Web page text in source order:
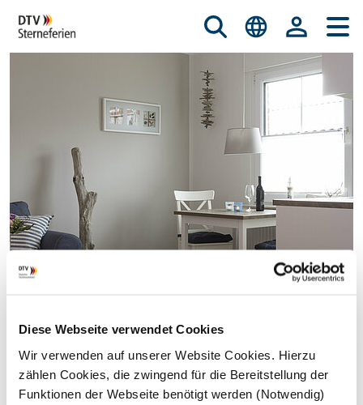
Diese Webseite verwendet Cookies
Wir verwenden auf unserer Website Cookies. Hierzu
zählen Cookies, die zwingend für die Bereitstellung der
Funktionen der Webseite benötigt werden (Notwendig)
© istockphoto.com/nicky39
STERNEFERIEN REGION